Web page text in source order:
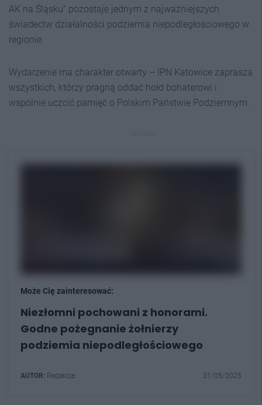
AK na Śląsku” pozostaje jednym z najważniejszych
świadectw działalności podziemia niepodległościowego w
regionie.
Wydarzenie ma charakter otwarty – IPN Katowice zaprasza
wszystkich, którzy pragną oddać hołd bohaterowi i
wspólnie uczcić pamięć o Polskim Państwie Podziemnym.
Może Cię zainteresować:
Niezłomni pochowani z honorami.
Godne pożegnanie żołnierzy
podziemia niepodległościowego
AUTOR: Redakcja 31/05/2025